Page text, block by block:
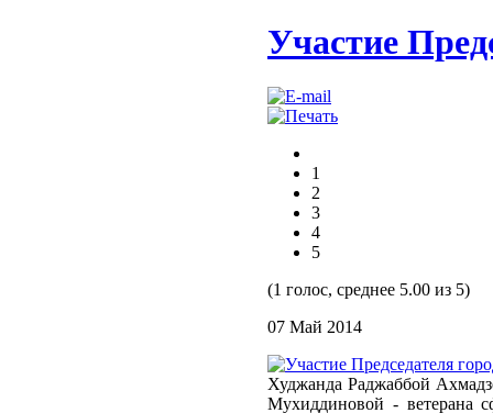
Участие
1
2
3
4
5
(1 голос, среднее 5.00 из 5)
07 Май 2014
Худжанда Раджаббой
Мухиддиновой - ветерана